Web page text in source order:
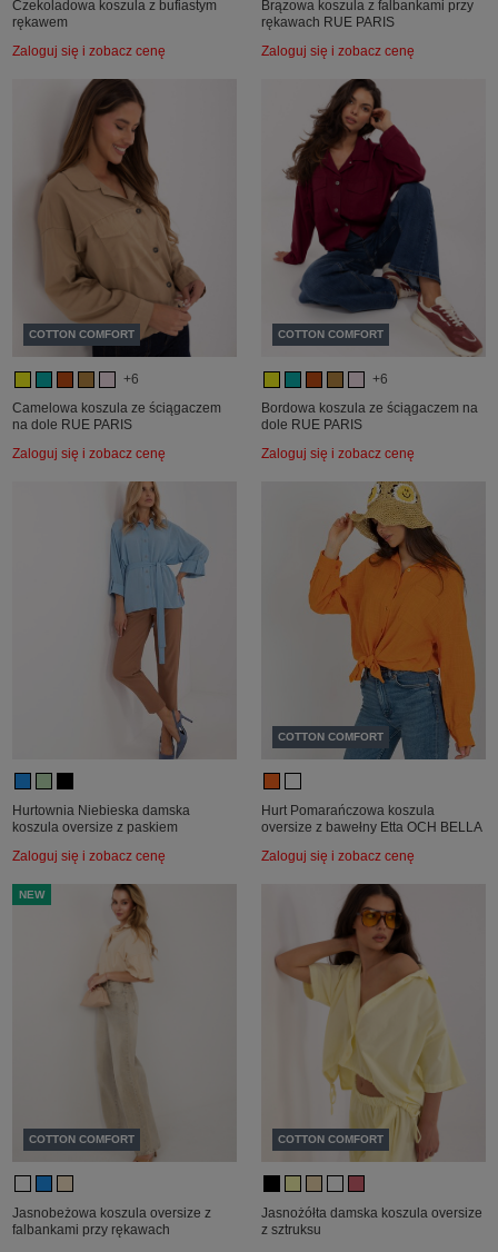
Czekoladowa koszula z bufiastym
rękawem
Zaloguj się i zobacz cenę
Brązowa koszula z falbankami przy
rękawach RUE PARIS
Zaloguj się i zobacz cenę
COTTON COMFORT
+6
Camelowa koszula ze ściągaczem
na dole RUE PARIS
Zaloguj się i zobacz cenę
COTTON COMFORT
+6
Bordowa koszula ze ściągaczem na
dole RUE PARIS
Zaloguj się i zobacz cenę
Hurtownia Niebieska damska
koszula oversize z paskiem
Zaloguj się i zobacz cenę
COTTON COMFORT
Hurt Pomarańczowa koszula
oversize z bawełny Etta OCH BELLA
Zaloguj się i zobacz cenę
NEW
COTTON COMFORT
Jasnobeżowa koszula oversize z
falbankami przy rękawach
COTTON COMFORT
Jasnożółta damska koszula oversize
z sztruksu